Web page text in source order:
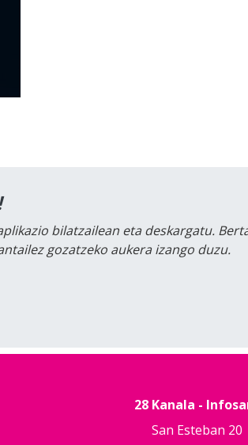
bilatzailean eta deskargatu.
gozatzeko aukera izango duzu.
28 Kanala -
San Esteban 20